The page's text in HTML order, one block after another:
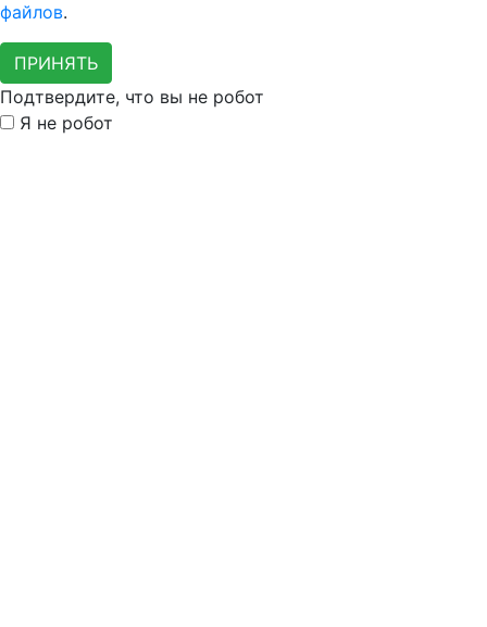
файлов.
ПРИНЯТЬ
Подтвердите, что вы не робот
Я не робот